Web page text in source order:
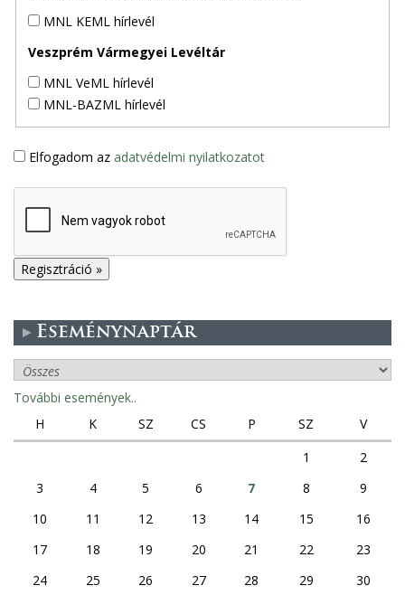
MNL KEML hírlevél
Veszprém Vármegyei Levéltár
MNL VeML hírlevél
MNL-BAZML hírlevél
Elfogadom az adatvédelmi nyilatkozatot
Eseménynaptár
További események..
H
K SZ CS P SZ
V
1
2
3
4 5 6 7 8
9
10
11 12 13 14 15
16
17
18 19 20 21 22
23
24
25 26 27 28 29
30